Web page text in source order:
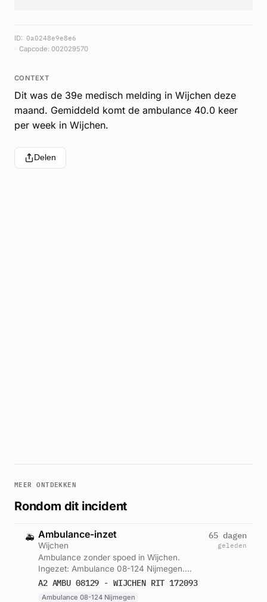
ID: 0a0248e9e8e6
Capcode: 002029570
CONTEXT
Dit was de 39e medisch melding in Wijchen deze
maand. Gemiddeld komt de ambulance 40.0 keer
per week in Wijchen.
Delen
MEER ONTDEKKEN
Rondom dit incident
🚑 Ambulance-inzet
Wijchen
Ambulance zonder spoed in Wijchen.
Ingezet: Ambulance 08-124 Nijmegen.
Gemeld om 16:21.
A2 AMBU 08129 - WIJCHEN RIT 172093
Ambulance 08-124 Nijmegen
65 dagen
geleden